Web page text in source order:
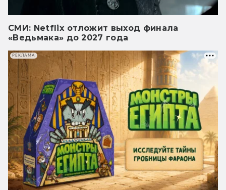
СМИ: Netflix отложит выход финала
«Ведьмака» до 2027 года
РЕКЛАМА